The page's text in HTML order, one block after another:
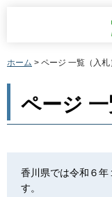
ホーム > ページ 一覧（入札
ページ 一
香川県では令和６年
す。